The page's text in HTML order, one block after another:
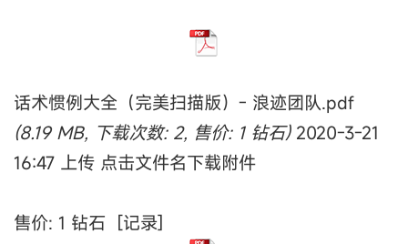
话术惯例大全（完美扫描版）- 浪迹团队.pdf
(8.19 MB, 下载次数: 2, 售价: 1 钻石) 2020-3-21
16:47 上传 点击文件名下载附件
售价: 1 钻石 [记录]